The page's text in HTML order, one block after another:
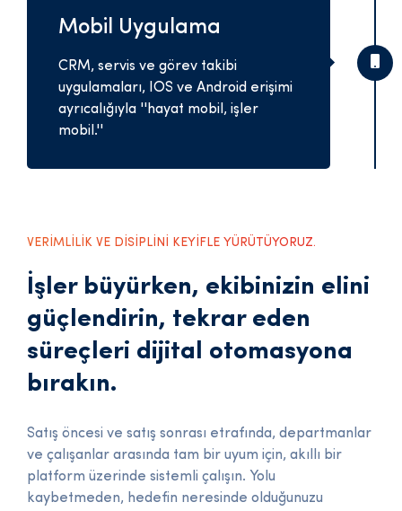
Mobil Uygulama
CRM, servis ve görev takibi
uygulamaları, IOS ve Android erişimi
ayrıcalığıyla ''hayat mobil, işler
mobil.''
VERİMLİLİK VE DİSİPLİNİ KEYİFLE YÜRÜTÜYORUZ.
İşler büyürken, ekibinizin elini
güçlendirin, tekrar eden
süreçleri dijital otomasyona
bırakın.
Satış öncesi ve satış sonrası etrafında, departmanlar
ve çalışanlar arasında tam bir uyum için, akıllı bir
platform üzerinde sistemli çalışın. Yolu
kaybetmeden, hedefin neresinde olduğunuzu